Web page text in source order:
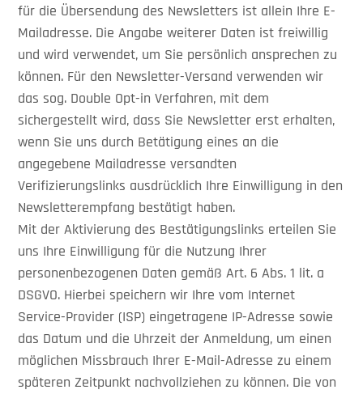
für die Übersendung des Newsletters ist allein Ihre E-
Mailadresse. Die Angabe weiterer Daten ist freiwillig
und wird verwendet, um Sie persönlich ansprechen zu
können. Für den Newsletter-Versand verwenden wir
das sog. Double Opt-in Verfahren, mit dem
sichergestellt wird, dass Sie Newsletter erst erhalten,
wenn Sie uns durch Betätigung eines an die
angegebene Mailadresse versandten
Verifizierungslinks ausdrücklich Ihre Einwilligung in den
Newsletterempfang bestätigt haben.
Mit der Aktivierung des Bestätigungslinks erteilen Sie
uns Ihre Einwilligung für die Nutzung Ihrer
personenbezogenen Daten gemäß Art. 6 Abs. 1 lit. a
DSGVO. Hierbei speichern wir Ihre vom Internet
Service-Provider (ISP) eingetragene IP-Adresse sowie
das Datum und die Uhrzeit der Anmeldung, um einen
möglichen Missbrauch Ihrer E-Mail-Adresse zu einem
späteren Zeitpunkt nachvollziehen zu können. Die von